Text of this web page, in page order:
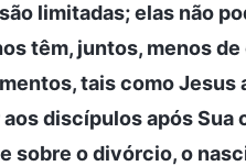
limitadas; elas não
têm, juntos, menos
tais como Jesus
discípulos após
e sobre o divórcio, o